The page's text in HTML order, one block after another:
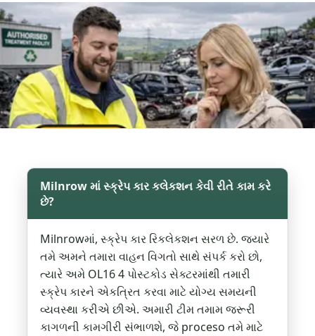
Milnrow માં સ્ક્રેપ કાર કલેકશન કેવી રીતે કામ કરે
છે?
Milnrowમાં, સ્ક્રેપ કાર રિકલેકશન સરળ છે. જ્યારે
તમે અમને તમારા વાહન વિગતો સાથે સંપર્ક કરો છો,
ત્યારે અમે OL16 4 પોસ્ટકોડ સેક્ટરમાંથી તમારી
સ્ક્રેપ કારને એકત્રિત કરવા માટે યોગ્ય સમયની
વ્યવસ્થા કરીએ છીએ. અમારી ટીમ તમામ જરૂરી
કાગળની કામગીરી સંભાળશે, જે proceso તમે માટે